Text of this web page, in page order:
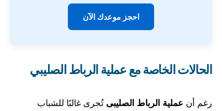
احجز موعدك الآن
الحالات الخاصة مع عملية الرباط الصليبي
رغم أن عملية الرباط الصليبى تُجرى غالبًا للشباب